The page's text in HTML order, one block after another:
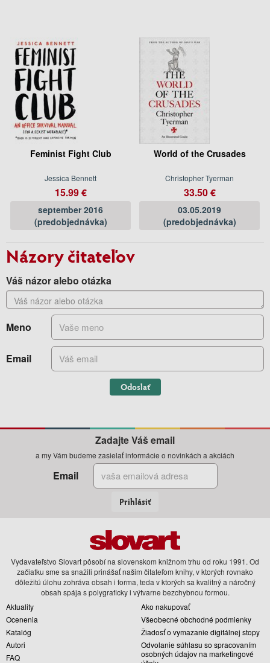
Feminist Fight Club
Jessica Bennett
15.99 €
september 2016
(predobjednávka)
World of the Crusades
Christopher Tyerman
33.50 €
03.05.2019
(predobjednávka)
Názory čitateľov
Váš názor alebo otázka
Meno
Email
Odoslať
Zadajte Váš email
a my Vám budeme zasielať informácie o novinkách a akciách
Email
Prihlásiť
Vydavateľstvo Slovart pôsobí na slovenskom knižnom trhu od roku 1991. Od
začiatku sme sa snažili prinášať našim čitateľom knihy, v ktorých rovnako
dôležitú úlohu zohráva obsah i forma, teda v ktorých sa kvalitný a náročný
obsah spája s polygraficky i výtvarne bezchybnou formou.
Aktuality
Ocenenia
Katalóg
Autori
FAQ
Ako nakupovať
Všeobecné obchodné podmienky
Žiadosť o vymazanie digitálnej stopy
Odvolanie súhlasu so spracovaním
osobných údajov na marketingové